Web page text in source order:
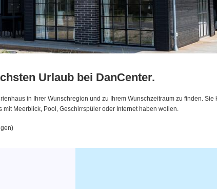
Urlaub bei DanCenter.
in Ihrer Wunschregion und zu Ihrem Wunschzeitraum zu finden. Sie
Meerblick, Pool, Geschirrspüler oder Internet haben wollen.